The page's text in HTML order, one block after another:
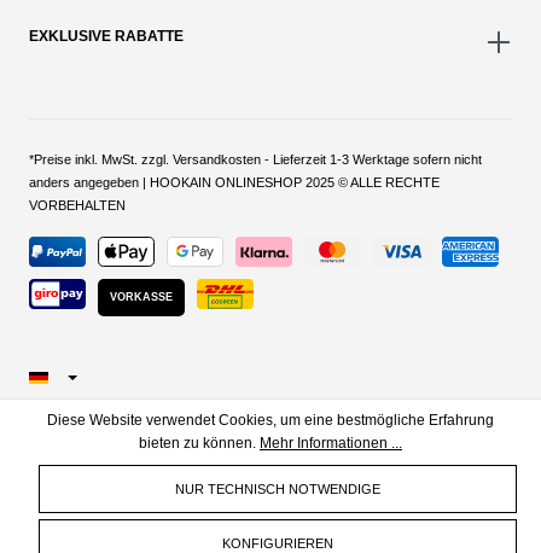
EXKLUSIVE RABATTE
*Preise inkl. MwSt. zzgl. Versandkosten - Lieferzeit 1-3 Werktage sofern nicht
anders angegeben | HOOKAIN ONLINESHOP 2025 © ALLE RECHTE
VORBEHALTEN
VORKASSE
Diese Website verwendet Cookies, um eine bestmögliche Erfahrung
bieten zu können. Mehr Informationen ...
NUR TECHNISCH NOTWENDIGE
KONFIGURIEREN